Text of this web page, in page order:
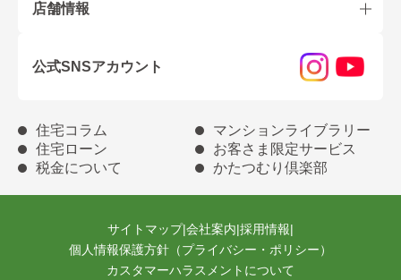
店舗情報
公式SNSアカウント
住宅コラム
マンションライブラリー
住宅ローン
お客さま限定サービス
税金について
かたつむり倶楽部
サイトマップ|会社案内|採用情報|
個人情報保護方針（プライバシー・ポリシー）
カスタマーハラスメントについて